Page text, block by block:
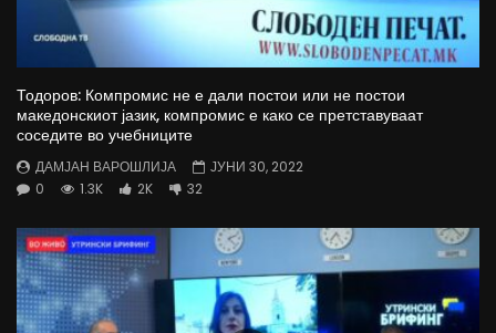
Тодоров: Компромис не е дали постои или не постои
македонскиот јазик, компромис е како се претставуваат
соседите во учебниците
ДАМЈАН ВАРОШЛИЈА
ЈУНИ 30, 2022
0
1.3K 2K 32